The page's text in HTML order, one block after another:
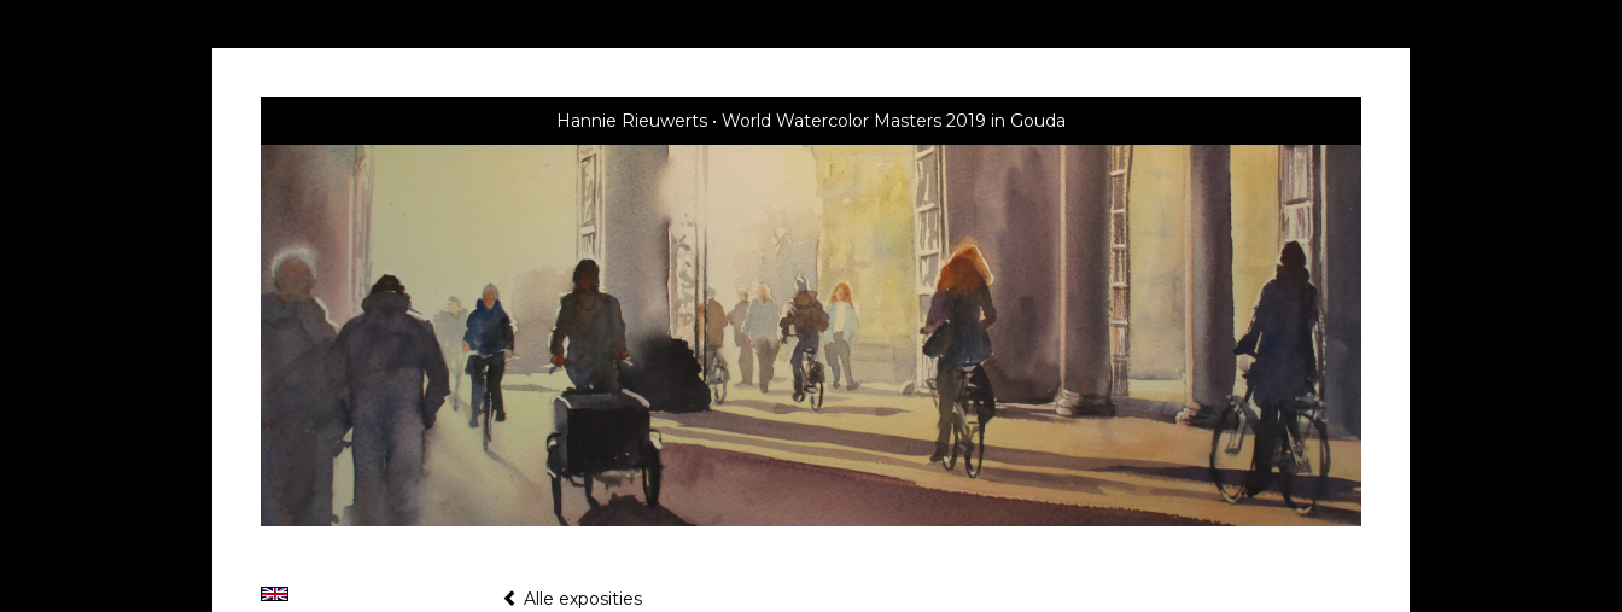
Hannie Rieuwerts World Watercolor Masters 2019 in Gouda
Alle exposities